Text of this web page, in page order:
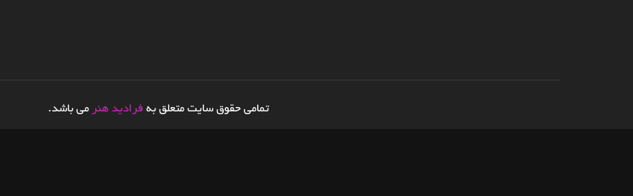
تمامی حقوق سایت متعلق به فرادید هنر می باشد.